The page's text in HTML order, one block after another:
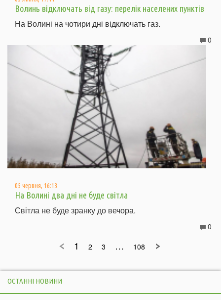
Волинь відключать від газу: перелік населених пунктів
На Волині на чотири дні відключать газ.
0
05 червня, 16:13
На Волині два дні не буде світла
Світла не буде зранку до вечора.
0
1 2 3 … 108
ОСТАННІ НОВИНИ